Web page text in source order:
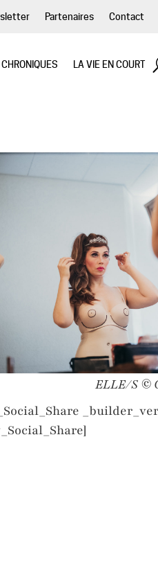
Partenaires Contact
CHRONIQUES LA VIE EN COURT
ELLE/S ©